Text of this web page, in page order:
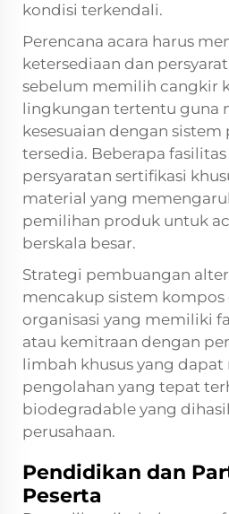
kondisi terkendali.
Perencana acara harus
ketersediaan dan
sebelum memilih cangkir
lingkungan tertentu guna
kesesuaian dengan
tersedia. Beberapa
persyaratan sertifikasi
material yang
pemilihan produk untuk
berskala besar.
Strategi pembuangan
mencakup sistem
organisasi yang memiliki
atau kemitraan dengan
limbah khusus yang
pengolahan yang tepat
biodegradable yang
perusahaan.
Pendidikan dan
Peserta